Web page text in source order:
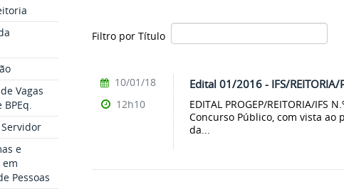
Vagas
BPEq.
e
em
Pessoas
Filtro por Título
Edital 01/2016 - IFS/
EDITAL PROGEP/REITORIA/
Concurso Público, com vista ao
da...
10/01/18
12h10